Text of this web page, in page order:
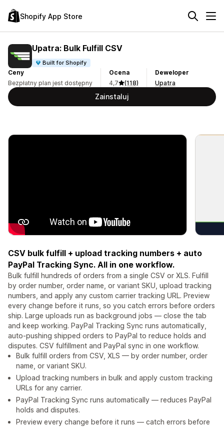
Shopify App Store
Upatra: Bulk Fulfill CSV
Built for Shopify
Ceny
Bezpłatny plan jest dostępny
Ocena
4,7
(118)
Deweloper
Upatra
Zainstaluj
CSV bulk fulfill + upload tracking numbers + auto
PayPal Tracking Sync. All in one workflow.
Bulk fulfill hundreds of orders from a single CSV or XLS. Fulfill
by order number, order name, or variant SKU, upload tracking
numbers, and apply any custom carrier tracking URL. Preview
every change before it runs, so you catch errors before orders
ship. Large uploads run as background jobs — close the tab
and keep working. PayPal Tracking Sync runs automatically,
auto-pushing shipped orders to PayPal to reduce holds and
disputes. CSV fulfillment and PayPal sync in one workflow.
Bulk fulfill orders from CSV, XLS — by order number, order
name, or variant SKU.
Upload tracking numbers in bulk and apply custom tracking
URLs for any carrier.
PayPal Tracking Sync runs automatically — reduces PayPal
holds and disputes.
Preview every change before it runs — catch errors before